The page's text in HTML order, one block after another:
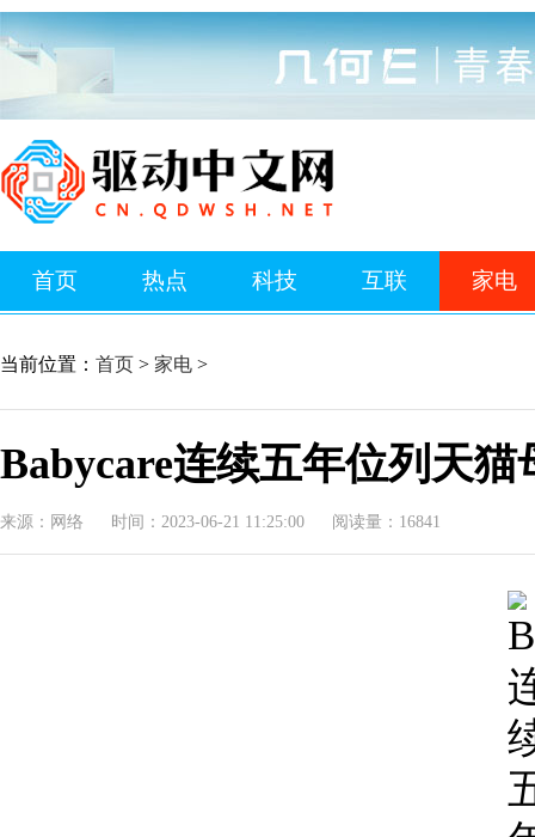
首页 热点 科技 互联 家电
当前位置： 首页 > 家电 >
Babycare连续五年位列天
来源：网络 时间：2023-06-21 11:25:00 阅读量：16841